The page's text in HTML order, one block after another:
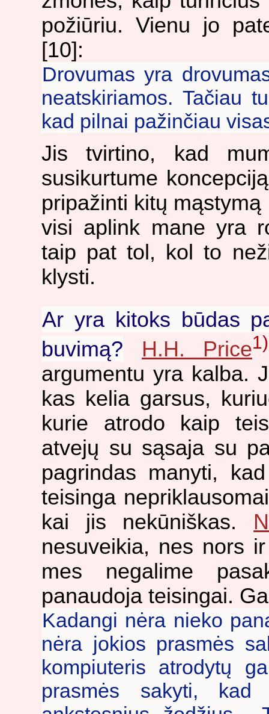
požiūriu. Vienu jo
[10]:
Drovumas yra
neatskiriamos. Tačiau
kad pilnai pažinčiau
Jis tvirtino, kad
susikurtume
pripažinti kitų
visi aplink mane yra
taip pat tol, kol to
klysti.
Ar yra kitoks būdas
buvimą?
H.H. Price1)
argumentu yra kalba.
kas kelia garsus,
kurie atrodo kaip
atvejų su sąsaja su
pagrindas manyti,
teisinga
kai jis nekūniškas.
nesuveikia, nes nors
mes negalime
panaudoja teisingai.
Kadangi nėra nieko
nėra jokios prasmės
kompiuteris atrodytų
prasmės sakyti,